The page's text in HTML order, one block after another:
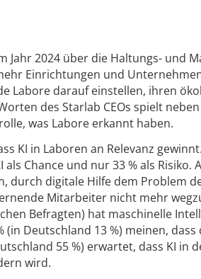
Jahr 2024 über die Haltungs- und
Einrichtungen und
Labore darauf einstellen, ihren
des Starlab CEOs spielt
was Labore erkannt haben.
KI in Laboren an Relevanz
Chance und nur 33 % als Risiko.
durch digitale Hilfe dem Problem
Mitarbeiter nicht mehr
Befragten) hat maschinelle
Deutschland 13 %) meinen,
55 %) erwartet, dass KI in
wird.